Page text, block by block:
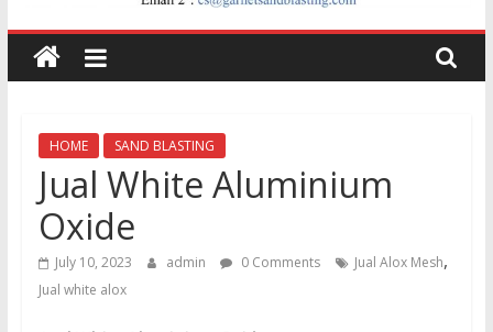
Jual
garnet
Sand
Blasting
Jual
Pasir
HOME SAND BLASTING
Jual White Aluminium
Oxide
July 10, 2023 admin 0 Comments Jual Alox Mesh,
Jual white alox